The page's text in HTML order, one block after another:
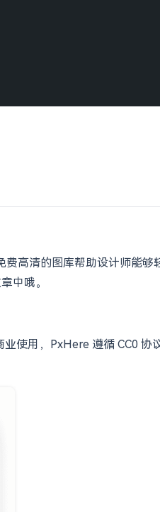
费高清的图库帮助设计师能够
中哦。
使用，PxHere 遵循 CC0 协